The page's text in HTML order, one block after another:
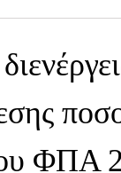
ΦΠΑ